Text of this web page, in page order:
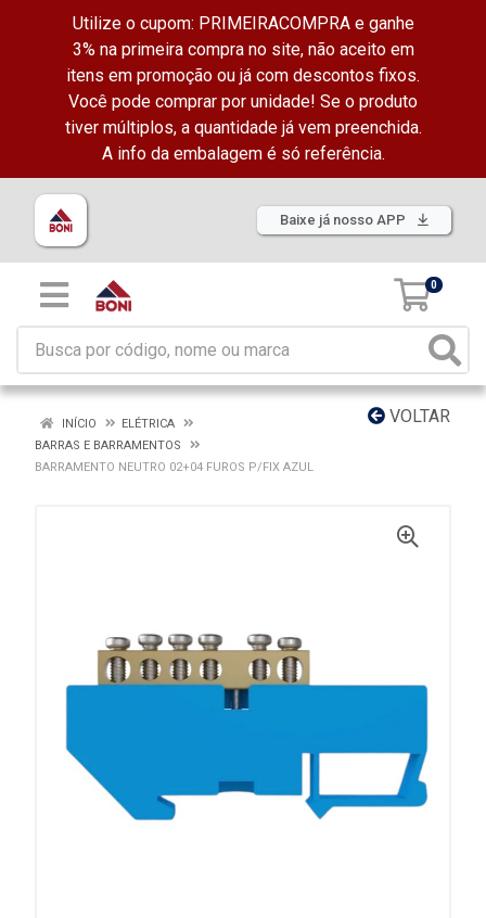
Utilize o cupom: PRIMEIRACOMPRA e ganhe
3% na primeira compra no site, não aceito em
itens em promoção ou já com descontos fixos.
Você pode comprar por unidade! Se o produto
tiver múltiplos, a quantidade já vem preenchida.
A info da embalagem é só referência.
Baixe já nosso APP
0
VOLTAR
INÍCIO
ELÉTRICA
BARRAS E BARRAMENTOS
BARRAMENTO NEUTRO 02+04 FUROS P/FIX AZUL